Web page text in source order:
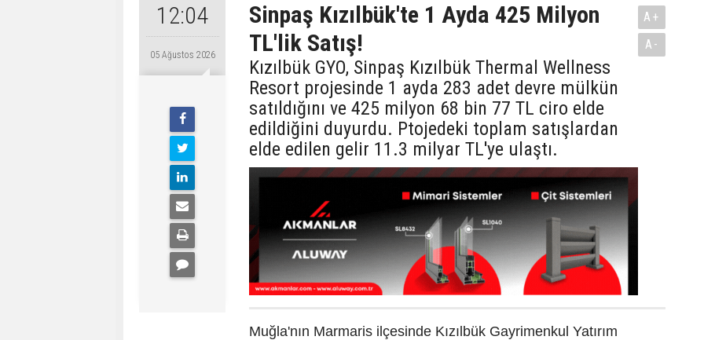
12:04
05 Ağustos 2026
Sinpaş Kızılbük'te 1 Ayda 425 Milyon
TL'lik Satış!
Kızılbük GYO, Sinpaş Kızılbük Thermal Wellness
Resort projesinde 1 ayda 283 adet devre mülkün
satıldığını ve 425 milyon 68 bin 77 TL ciro elde
edildiğini duyurdu. Ptojedeki toplam satışlardan
elde edilen gelir 11.3 milyar TL'ye ulaştı.
A+
A-
Muğla'nın Marmaris ilçesinde Kızılbük Gayrimenkul Yatırım